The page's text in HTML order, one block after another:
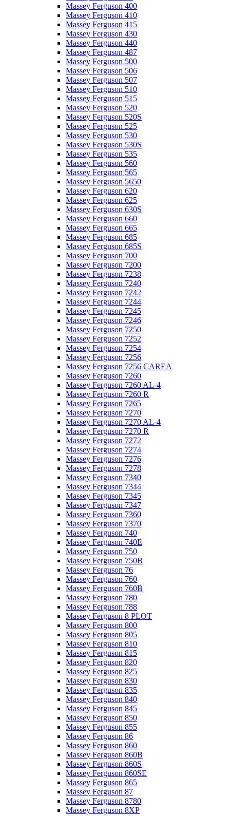
Massey Ferguson 400
Massey Ferguson 410
Massey Ferguson 415
Massey Ferguson 430
Massey Ferguson 440
Massey Ferguson 487
Massey Ferguson 500
Massey Ferguson 506
Massey Ferguson 507
Massey Ferguson 510
Massey Ferguson 515
Massey Ferguson 520
Massey Ferguson 520S
Massey Ferguson 525
Massey Ferguson 530
Massey Ferguson 530S
Massey Ferguson 535
Massey Ferguson 560
Massey Ferguson 565
Massey Ferguson 5650
Massey Ferguson 620
Massey Ferguson 625
Massey Ferguson 630S
Massey Ferguson 660
Massey Ferguson 665
Massey Ferguson 685
Massey Ferguson 685S
Massey Ferguson 700
Massey Ferguson 7200
Massey Ferguson 7238
Massey Ferguson 7240
Massey Ferguson 7242
Massey Ferguson 7244
Massey Ferguson 7245
Massey Ferguson 7246
Massey Ferguson 7250
Massey Ferguson 7252
Massey Ferguson 7254
Massey Ferguson 7256
Massey Ferguson 7256 CAREA
Massey Ferguson 7260
Massey Ferguson 7260 AL-4
Massey Ferguson 7260 R
Massey Ferguson 7265
Massey Ferguson 7270
Massey Ferguson 7270 AL-4
Massey Ferguson 7270 R
Massey Ferguson 7272
Massey Ferguson 7274
Massey Ferguson 7276
Massey Ferguson 7278
Massey Ferguson 7340
Massey Ferguson 7344
Massey Ferguson 7345
Massey Ferguson 7347
Massey Ferguson 7360
Massey Ferguson 7370
Massey Ferguson 740
Massey Ferguson 740E
Massey Ferguson 750
Massey Ferguson 750B
Massey Ferguson 76
Massey Ferguson 760
Massey Ferguson 760B
Massey Ferguson 780
Massey Ferguson 788
Massey Ferguson 8 PLOT
Massey Ferguson 800
Massey Ferguson 805
Massey Ferguson 810
Massey Ferguson 815
Massey Ferguson 820
Massey Ferguson 825
Massey Ferguson 830
Massey Ferguson 835
Massey Ferguson 840
Massey Ferguson 845
Massey Ferguson 850
Massey Ferguson 855
Massey Ferguson 86
Massey Ferguson 860
Massey Ferguson 860B
Massey Ferguson 860S
Massey Ferguson 860SE
Massey Ferguson 865
Massey Ferguson 87
Massey Ferguson 8780
Massey Ferguson 8XP